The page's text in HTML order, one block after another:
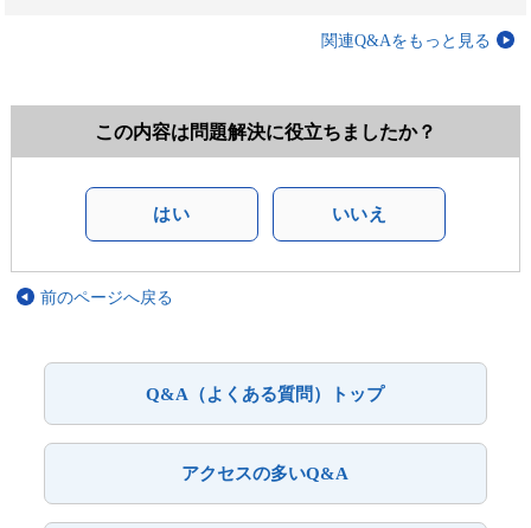
関連Q&Aをもっと見る
この内容は問題解決に役立ちましたか？
はい いいえ
前のページへ戻る
Q&A（よくある質問）トップ
アクセスの多いQ&A